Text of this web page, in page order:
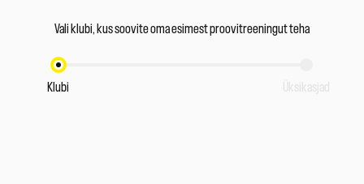
Vali klubi, kus soovite oma esimest proovitreeningut teha
Klubi Üksikasjad